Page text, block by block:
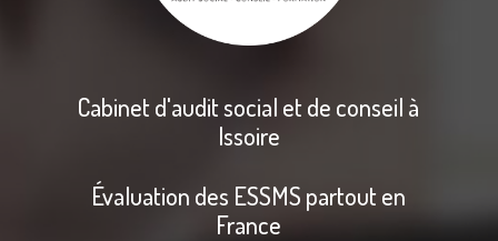
Cabinet d'audit social et de conseil à
Issoire
Évaluation des ESSMS partout en
France